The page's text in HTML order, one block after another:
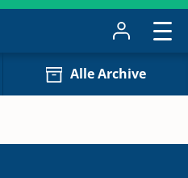
Alle Archive